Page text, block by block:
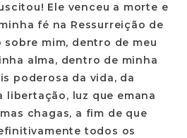
Ele venceu a morte e
fé na Ressurreição de
sobre mim, dentro de meu
alma, dentro de minha
poderosa da vida, da
libertação, luz que emana
chagas, a fim de que
todos os